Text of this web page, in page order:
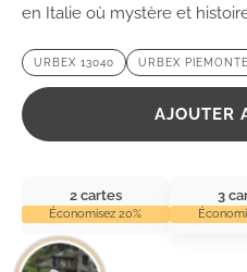
en Italie où mystère et
amateurs d’urbex, ce lieu
coin.
URBEX 13040 URBEX PIEMONTE
AJOUTER
2 cartes
Économisez 20%
3